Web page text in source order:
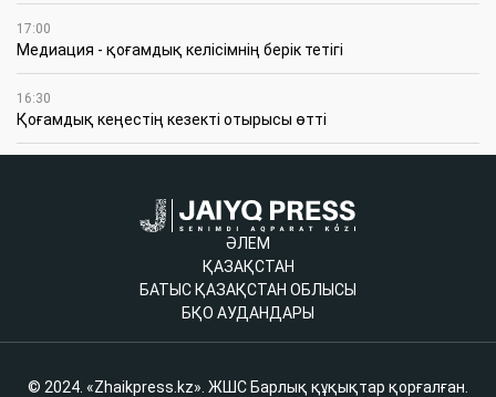
17:00
Медиация - қоғамдық келісімнің берік тетігі
16:30
Қоғамдық кеңестің кезекті отырысы өтті
ӘЛЕМ
ҚАЗАҚСТАН
БАТЫС ҚАЗАҚСТАН ОБЛЫСЫ
БҚО АУДАНДАРЫ
© 2024. «Zhaikpress.kz». ЖШС Барлық құқықтар қорғалған.